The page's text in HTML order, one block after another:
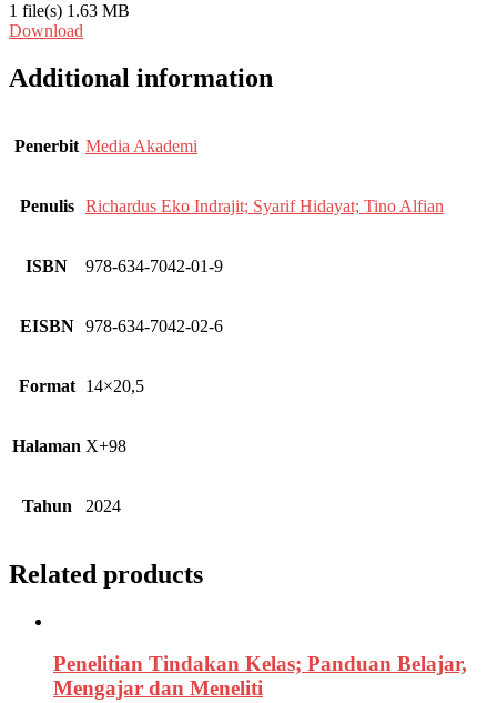
1 file(s) 1.63 MB
Download
Additional information
Penerbit Media Akademi
Penulis Richardus Eko Indrajit; Syarif Hidayat; Tino Alfian
ISBN 978-634-7042-01-9
EISBN 978-634-7042-02-6
Format 14×20,5
Halaman X+98
Tahun 2024
Related products
Penelitian Tindakan Kelas; Panduan Belajar,
Mengajar dan Meneliti